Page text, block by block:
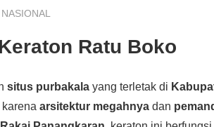
NASIONAL
Ratu Boko
situs purbakala yang terletak di
karenaarsitektur megahnya dan